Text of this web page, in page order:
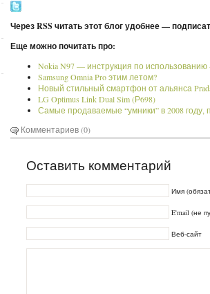
Через RSS читать этот блог удобнее —
Еще можно почитать про:
Nokia N97 — инструкция по
Samsung Omnia Pro этим летом?
Новый стильный смартфон от альянса
LG Optimus Link Dual Sim (Р698)
Самые продаваемые “умники” в 2008 году,
Комментариев (0)
Оставить комментарий
Имя
E'mail (не
Веб-сайт